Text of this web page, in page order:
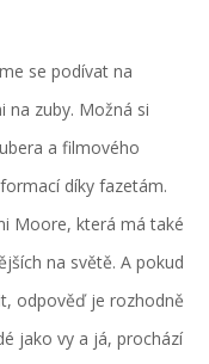
se podívat na
na zuby. Možná si
a filmového
díky fazetám.
Moore, která má také
na světě. A pokud
odpověď je rozhodně
jako vy a já, prochází